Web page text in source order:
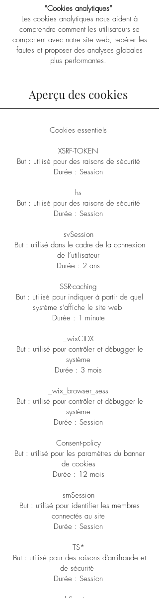
“Cookies analytiques”
Les cookies analytiques nous aident à
comprendre comment les utilisateurs se
comportent avec notre site web, repérer les
fautes et proposer des analyses globales
plus performantes.
Aperçu des cookies
Cookies essentiels
XSRF-TOKEN
But : utilisé pour des raisons de sécurité
Durée : Session
hs
But : utilisé pour des raisons de sécurité
Durée : Session
svSession
But : utilisé dans le cadre de la connexion
de l’utilisateur
Durée : 2 ans
SSR-caching
But : utilisé pour indiquer à partir de quel
système s’affiche le site web
Durée : 1 minute
_wixCIDX
But : utilisé pour contrôler et débugger le
système
Durée : 3 mois
_wix_browser_sess
But : utilisé pour contrôler et débugger le
système
Durée : Session
Consent-policy
But : utilisé pour les paramètres du banner
de cookies
Durée : 12 mois
smSession
But : utilisé pour identifier les membres
connectés au site
Durée : Session
TS*
But : utilisé pour des raisons d’antifraude et
de sécurité
Durée : Session